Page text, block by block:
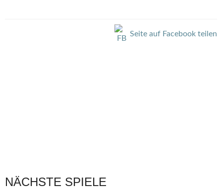
Seite auf Facebook teilen
NÄCHSTE SPIELE